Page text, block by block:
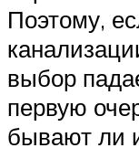
Поэтому,
выбор
первую
бывают ли